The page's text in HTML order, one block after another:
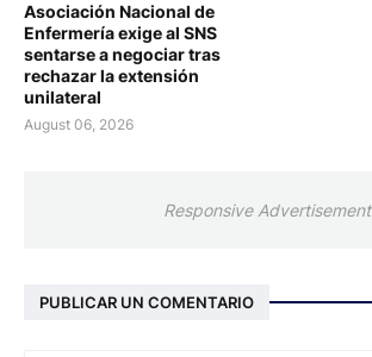
Asociación Nacional de
Enfermería exige al SNS
sentarse a negociar tras
rechazar la extensión
unilateral
August 06, 2026
Responsive Advertisement
PUBLICAR UN COMENTARIO